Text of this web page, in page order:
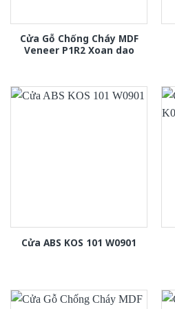
Cửa Gỗ Chống Cháy MDF
Veneer P1R2 Xoan dao
Cửa ABS KOS 101 W0901